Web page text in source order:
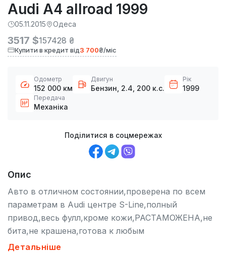
Audi A4 allroad 1999
05.11.2015 Одеса
3517 $157428 ₴
Купити в кредит від3 700₴/міс
Одометр
152 000 км
Двигун
Бензин, 2.4, 200 к.с.
Рік
1999
Передача
Механіка
Поділитися в соцмережах
Опис
Авто в отличном состоянии,проверена по всем
параметрам в Аudi центре S-Line,полный
привод,весь фулл,кроме кожи,РАСТАМОЖЕНА,не
бита,не крашена,готова к любым
проверкам.Заслуживает внимания !
Детальніше